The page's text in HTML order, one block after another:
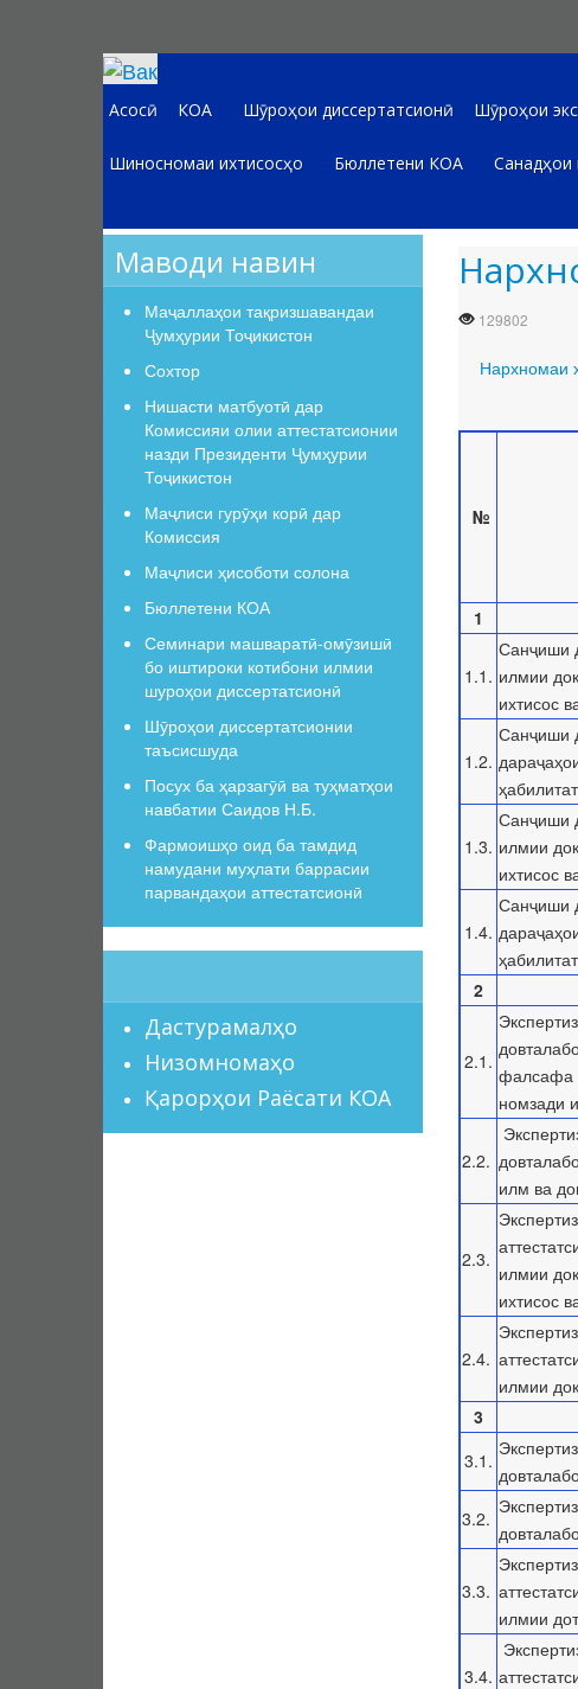
Асосӣ КОА Шӯроҳои диссертатсионӣ Шӯроҳои
Шиносномаи ихтисосҳо Бюллетени КОА Санадҳои
Маводи навин
Маҷаллаҳои тақризшавандаи
Ҷумҳурии Тоҷикистон
Сохтор
Нишасти матбуотӣ дар
Комиссияи олии аттестатсионии
назди Президенти Ҷумҳурии
Тоҷикистон
Маҷлиси гурӯҳи корӣ дар
Комиссия
Маҷлиси ҳисоботи солона
Бюллетени КОА
Семинари машваратӣ-омӯзишӣ
бо иштироки котибони илмии
шуроҳои диссертатсионӣ
Шӯроҳои диссертатсионии
таъсисшуда
Посух ба ҳарзагӯӣ ва туҳматҳои
навбатии Саидов Н.Б.
Фармоишҳо оид ба тамдид
намудани муҳлати баррасии
парвандаҳои аттестатсионӣ
Дастурамалҳо
Низомномаҳо
Қарорҳои Раёсати КОА
129802
Нархномаи
№
1
1.1.
Санҷиши
илмии
ихтисос
1.2.
Санҷиши
ҳабилитат
1.3.
Санҷиши
илмии
ихтисос
1.4.
Санҷиши
2
2.1.
фалсафа
номзади
2.2.
илм ва
2.3.
илмии
ихтисос
2.4.
илмии
3
3.1.
3.2.
3.3.
илмии
3.4.